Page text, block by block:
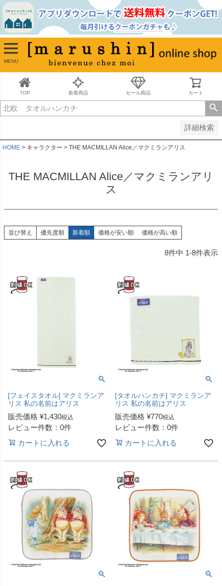
MENU
TOP 新着商品 セール商品 カート
詳細検索
並び順
新着順
古い順
価格が安い順
価格が高い順
キーワードヒット順
HOME キャラクター THE MACMILLAN Alice／マクミランアリス
THE MACMILLAN Alice／マクミランアリ
ス
並び替え 優先度順 新着順 価格が安い順 価格が高い順
8件中 1-8件表示
[フェイスタオル] マクミランア
リス 私の名前はアリス
販売価格 ¥1,430税込
レビュー件数：0件
カートに入れる
[タオルハンカチ] マクミランア
リス 私の名前はアリス
販売価格 ¥770税込
レビュー件数：0件
カートに入れる